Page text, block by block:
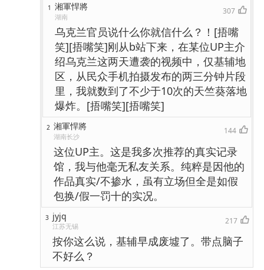
1 湘軍悍將
湖南
307
乌克兰官员说什么你就信什么？！[捂嘴
笑][捂嘴笑]刚从b站下来，在某位UP主介
绍乌克兰这两天遭袭的视频中，仅基辅地
区，从民众手机拍摄发布的两三分钟片段
里，我就数到了不少于10次的天竺葵落地
爆炸。[捂嘴笑][捂嘴笑]
2 湘軍悍將
湖南长沙
144
这位UP主。这是我多次推荐的真实记录
馆，我与他毫无私友关系。纯粹是因他的
作品真实/不掺水，虽有立场但全是如假
包换/假一罚十的实况。
3 jyjq
江苏无锡
217
按你这么说，基辅早成废墟了。带点脑子
不好么？